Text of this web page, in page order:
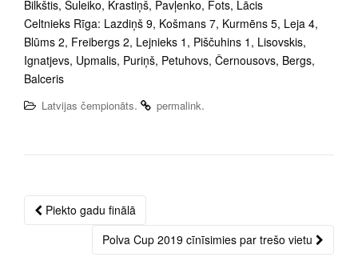
Bilkštis, Šuleiko, Krastiņš, Pavļenko, Fots, Lācis
Celtnieks Rīga: Lazdiņš 9, Košmans 7, Kurmēns 5, Leja 4,
Blūms 2, Freibergs 2, Lejnieks 1, Piščuhins 1, Lisovskis,
Ignatjevs, Upmalis, Puriņš, Petuhovs, Černousovs, Bergs,
Balceris
Latvijas čempionāts. permalink.
Post
navigation
Piekto gadu finālā
Polva Cup 2019 cīnīsimies par trešo vietu